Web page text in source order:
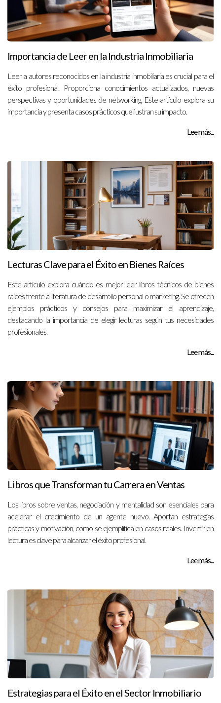
Importancia de Leer en la Industria Inmobiliaria
Leer a autores reconocidos en la industria inmobiliaria es crucial para el
éxito profesional. Proporciona conocimientos actualizados, nuevas
perspectivas y oportunidades de networking. Este artículo explora su
importancia y presenta casos prácticos que ilustran su impacto.
Lee más...
Lecturas Clave para el Éxito en Bienes Raíces
Este artículo explora cuándo es mejor leer libros técnicos de bienes
raíces frente a literatura de desarrollo personal o marketing. Se ofrecen
ejemplos prácticos y consejos para maximizar el aprendizaje,
destacando la importancia de elegir lecturas según tus necesidades
profesionales.
Lee más...
Libros que Transforman tu Carrera en Ventas
Los libros sobre ventas, negociación y mentalidad son esenciales para
acelerar el crecimiento de un agente nuevo. Aportan estrategias
prácticas y motivación, como se ejemplifica en casos reales. Invertir en
lectura es clave para alcanzar el éxito profesional.
Lee más...
Estrategias para el Éxito en el Sector Inmobiliario